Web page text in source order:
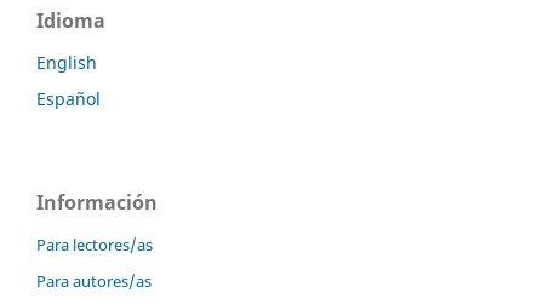
Idioma
English
Español
Información
Para lectores/as
Para autores/as